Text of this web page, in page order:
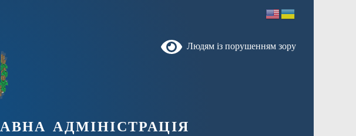
Людям із порушенням зору
адміністрація